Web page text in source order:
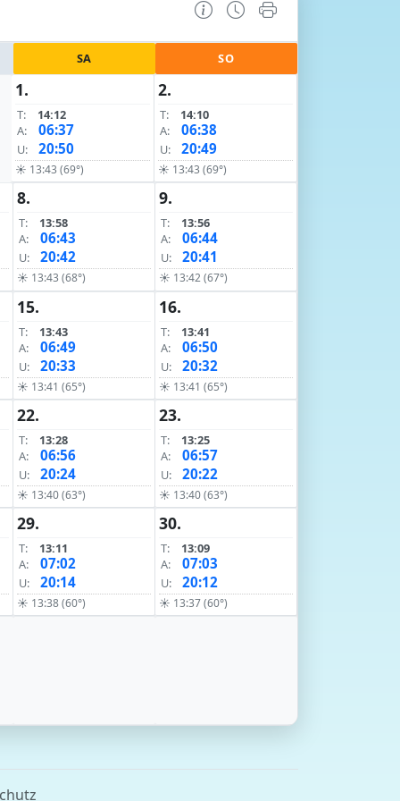
SA SO
1.
T:
14:12
A:
06:37
U: 20:50
☀ 13:43 (69°)
2.
T:
14:10
A:
06:38
U: 20:49
☀ 13:43 (69°)
8.
T:
13:58
A:
06:43
U: 20:42
☀ 13:43 (68°)
9.
T:
13:56
A:
06:44
U: 20:41
☀ 13:42 (67°)
15.
T:
13:43
A:
06:49
U: 20:33
☀ 13:41 (65°)
16.
T:
13:41
A:
06:50
U: 20:32
☀ 13:41 (65°)
22.
T:
13:28
A:
06:56
U: 20:24
☀ 13:40 (63°)
23.
T:
13:25
A:
06:57
U: 20:22
☀ 13:40 (63°)
29.
T:
13:11
A:
07:02
U: 20:14
☀ 13:38 (60°)
30.
T:
13:09
A:
07:03
U: 20:12
☀ 13:37 (60°)